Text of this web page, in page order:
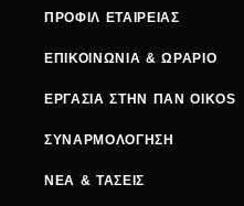
ΠΡΟΦΙΛ ΕΤΑΙΡΕΙΑΣ
ΕΠΙΚΟΙΝΩΝΙΑ & ΩΡΑΡΙΟ
ΕΡΓΑΣΙΑ ΣΤΗΝ ΠΑΝ OIKOS
ΣΥΝΑΡΜΟΛΟΓΗΣΗ
ΝΕΑ & ΤΑΣΕΙΣ